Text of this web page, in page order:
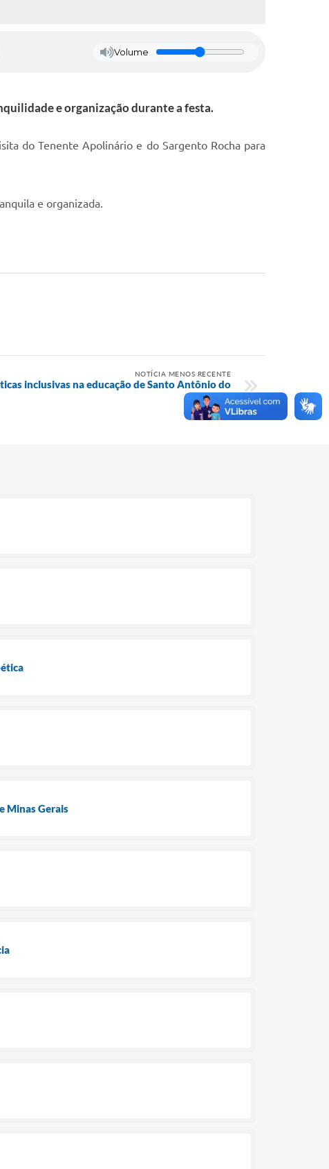
Volume
e organização durante a festa.
do Tenente Apolinário e do Sargento Rocha para
e organizada.
NOTÍCIA MENOS RECENTE
inclusivas na educação de Santo Antônio do
Itambé
Minas Gerais